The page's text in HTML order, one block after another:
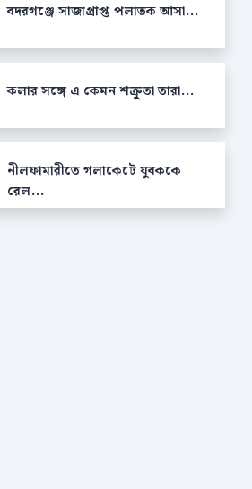
বদরগঞ্জে সাজাপ্রাপ্ত পলাতক আসা...
কলার সঙ্গে এ কেমন শক্রুতা তারা...
নীলফামারীতে গলাকেটে যুবককে
রেল...